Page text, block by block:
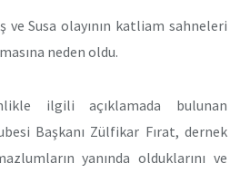
ve Susa olayının katliam sahneleri
neden oldu.
ilgili açıklamada bulunan
Başkanı Zülfikar Fırat, dernek
yanında olduklarını ve